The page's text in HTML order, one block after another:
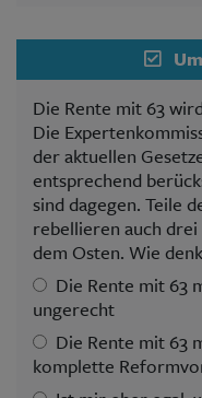
Die Rente mit 63
Die
der aktuellen
entsprechend
sind dagegen. Teile
rebellieren auch
dem Osten. Wie
Die Rente mit 63
ungerecht
Die Rente mit 63
komplette